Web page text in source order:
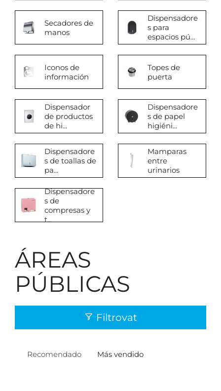
Secadores de
manos
Dispensadore
s para
espacios pú...
Iconos de
información
Topes de
puerta
Dispensador
de productos
de hi...
Dispensadore
s de papel
higiéni...
Dispensadore
s de toallas de
pa...
Mamparas
entre
urinarios
Dispensadore
s de
compresas y
t...
ÁREAS
PÚBLICAS
Filtrovat
Recomendado Más vendido